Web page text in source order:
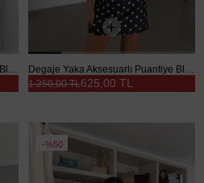
Degaje Yaka Aksesuarlı Puantiye Bluz - Kahve Degaje Yaka Aksesuarlı Puantiye Bluz - Siyah
625,00 TL
1.250,00 TL
%50